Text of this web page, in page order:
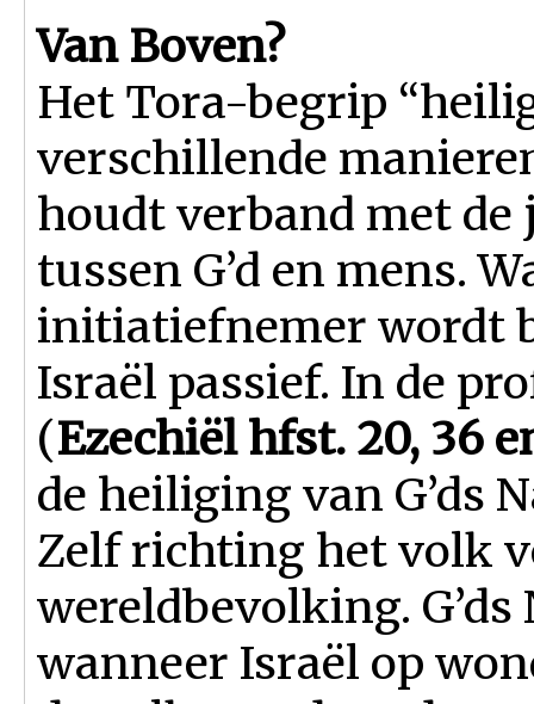
Van Boven?
Het Tora-begrip
verschillende
houdt verband met de
tussen G’d en mens.
initiatiefnemer wordt
Israël passief. In de
(Ezechiël hfst. 20, 36
de heiliging van G’ds
Zelf richting het volk
wereldbevolking.
wanneer Israël op